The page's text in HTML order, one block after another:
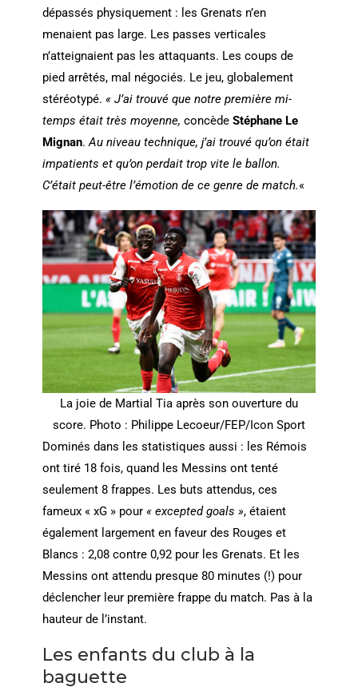
dépassés physiquement : les Grenats n’en
menaient pas large. Les passes verticales
n’atteignaient pas les attaquants. Les coups de
pied arrêtés, mal négociés. Le jeu, globalement
stéréotypé. « J’ai trouvé que notre première mi-
temps était très moyenne, concède Stéphane Le
Mignan.Au niveau technique, j’ai trouvé qu’on était
impatients et qu’on perdait trop vite le ballon.
C’était peut-être l’émotion de ce genre de match.«
La joie de Martial Tia après son ouverture du
score. Photo : Philippe Lecoeur/FEP/Icon Sport
Dominés dans les statistiques aussi : les Rémois
ont tiré 18 fois, quand les Messins ont tenté
seulement 8 frappes. Les buts attendus, ces
fameux « xG » pour « excepted goals », étaient
également largement en faveur des Rouges et
Blancs : 2,08 contre 0,92 pour les Grenats. Et les
Messins ont attendu presque 80 minutes (!) pour
déclencher leur première frappe du match. Pas à la
hauteur de l’instant.
Les enfants du club à la
baguette